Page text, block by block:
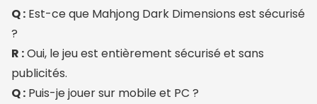
Q : Est-ce que Mahjong Dark Dimensions est sécurisé
?
R :Oui, le jeu est entièrement sécurisé et sans
publicités.
Q : Puis-je jouer sur mobile et PC ?